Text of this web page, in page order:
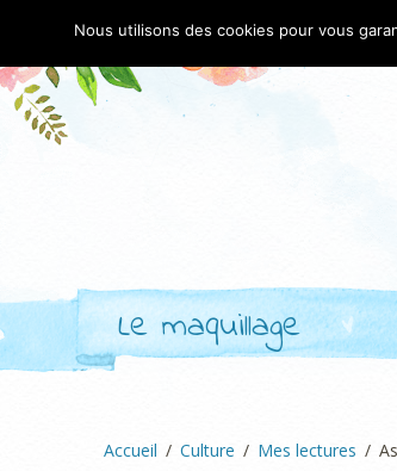
Le maquillage
Accueil Culture Mes lectures
Nous utilisons des cookies pour vous